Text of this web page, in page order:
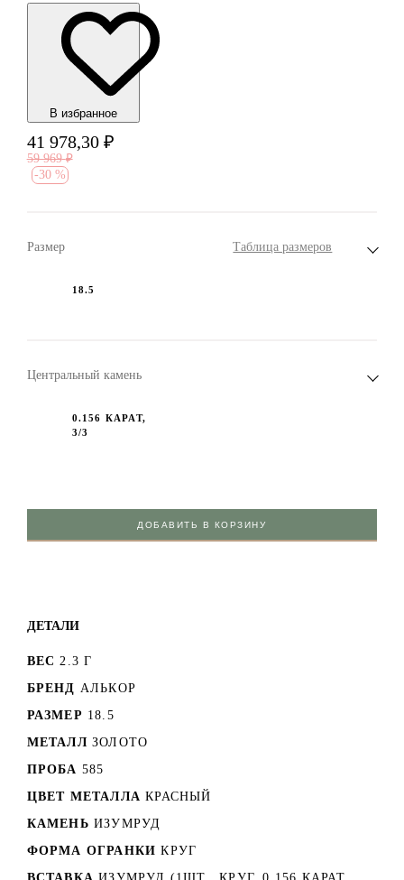
В избранноe
41 978,30 ₽
59 969 ₽
-30 %
Размер Таблица размеров
18.5
Центральный камень
0.156 КАРАТ,
3/3
ДОБАВИТЬ В КОРЗИНУ
ДЕТАЛИ
ВЕС 2.3 Г
БРЕНД АЛЬКОР
РАЗМЕР 18.5
МЕТАЛЛ ЗОЛОТО
ПРОБА 585
ЦВЕТ МЕТАЛЛА КРАСНЫЙ
КАМЕНЬ ИЗУМРУД
ФОРМА ОГРАНКИ КРУГ